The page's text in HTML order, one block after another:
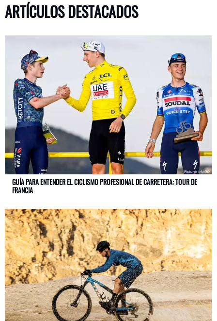
ARTÍCULOS DESTACADOS
GUÍA PARA ENTENDER EL CICLISMO PROFESIONAL DE CARRETERA: TOUR DE
FRANCIA